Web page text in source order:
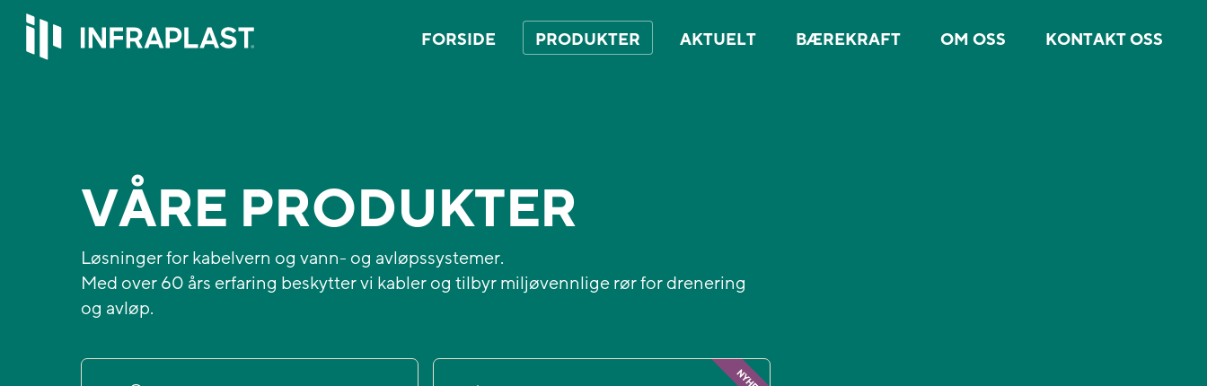
main
FORSIDE PRODUKTER AKTUELT BÆREKRAFT OM OSS KONTAKT OSS
VÅRE PRODUKTER
Løsninger for kabelvern og vann- og avløpssystemer.
Med over 60 års erfaring beskytter vi kabler og tilbyr miljøvennlige rør for drenering
og avløp.